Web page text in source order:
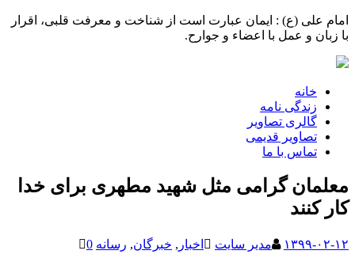
امام علی (ع) : ایمان عبارت است از شناخت و معرفت قلبی، اقرار
با زبان و عمل با اعضاء و جوارح.
خانه
زندگی نامه
گالری تصاویر
تصاویر قدیمی
تماس با ما
معلمان گرامی مثل شهید مطهری برای خدا
کار کنند
۱۳۹۹-۰۲-۱۲ مدیر سایت اخبار , خبرگان, رسانه 0